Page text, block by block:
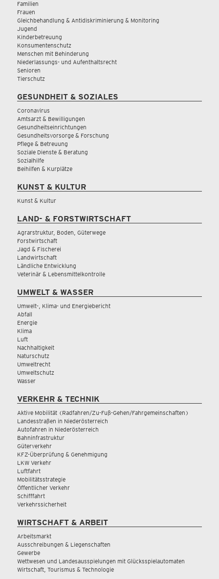
Familien
Frauen
Gleichbehandlung & Antidiskriminierung & Monitoring
Jugend
Kinderbetreuung
Konsumentenschutz
Menschen mit Behinderung
Niederlassungs- und Aufenthaltsrecht
Senioren
Tierschutz
GESUNDHEIT & SOZIALES
Coronavirus
Amtsarzt & Bewilligungen
Gesundheitseinrichtungen
Gesundheitsvorsorge & Forschung
Pflege & Betreuung
Soziale Dienste & Beratung
Sozialhilfe
Beihilfen & Kurplätze
KUNST & KULTUR
Kunst & Kultur
LAND- & FORSTWIRTSCHAFT
Agrarstruktur, Boden, Güterwege
Forstwirtschaft
Jagd & Fischerei
Landwirtschaft
Ländliche Entwicklung
Veterinär & Lebensmittelkontrolle
UMWELT & WASSER
Umwelt-, Klima- und Energiebericht
Abfall
Energie
Klima
Luft
Nachhaltigkeit
Naturschutz
Umweltrecht
Umweltschutz
Wasser
VERKEHR & TECHNIK
Aktive Mobilität (Radfahren/Zu-Fuß-Gehen/Fahrgemeinschaften)
Landesstraßen in Niederösterreich
Autofahren in Niederösterreich
Bahninfrastruktur
Güterverkehr
KFZ-Überprüfung & Genehmigung
LKW Verkehr
Luftfahrt
Mobilitätsstrategie
Öffentlicher Verkehr
Schifffahrt
Verkehrssicherheit
WIRTSCHAFT & ARBEIT
Arbeitsmarkt
Ausschreibungen & Liegenschaften
Gewerbe
Wettwesen und Landesausspielungen mit Glücksspielautomaten
Wirtschaft, Tourismus & Technologie